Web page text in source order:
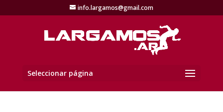
info.largamos@gmail.com
Seleccionar página